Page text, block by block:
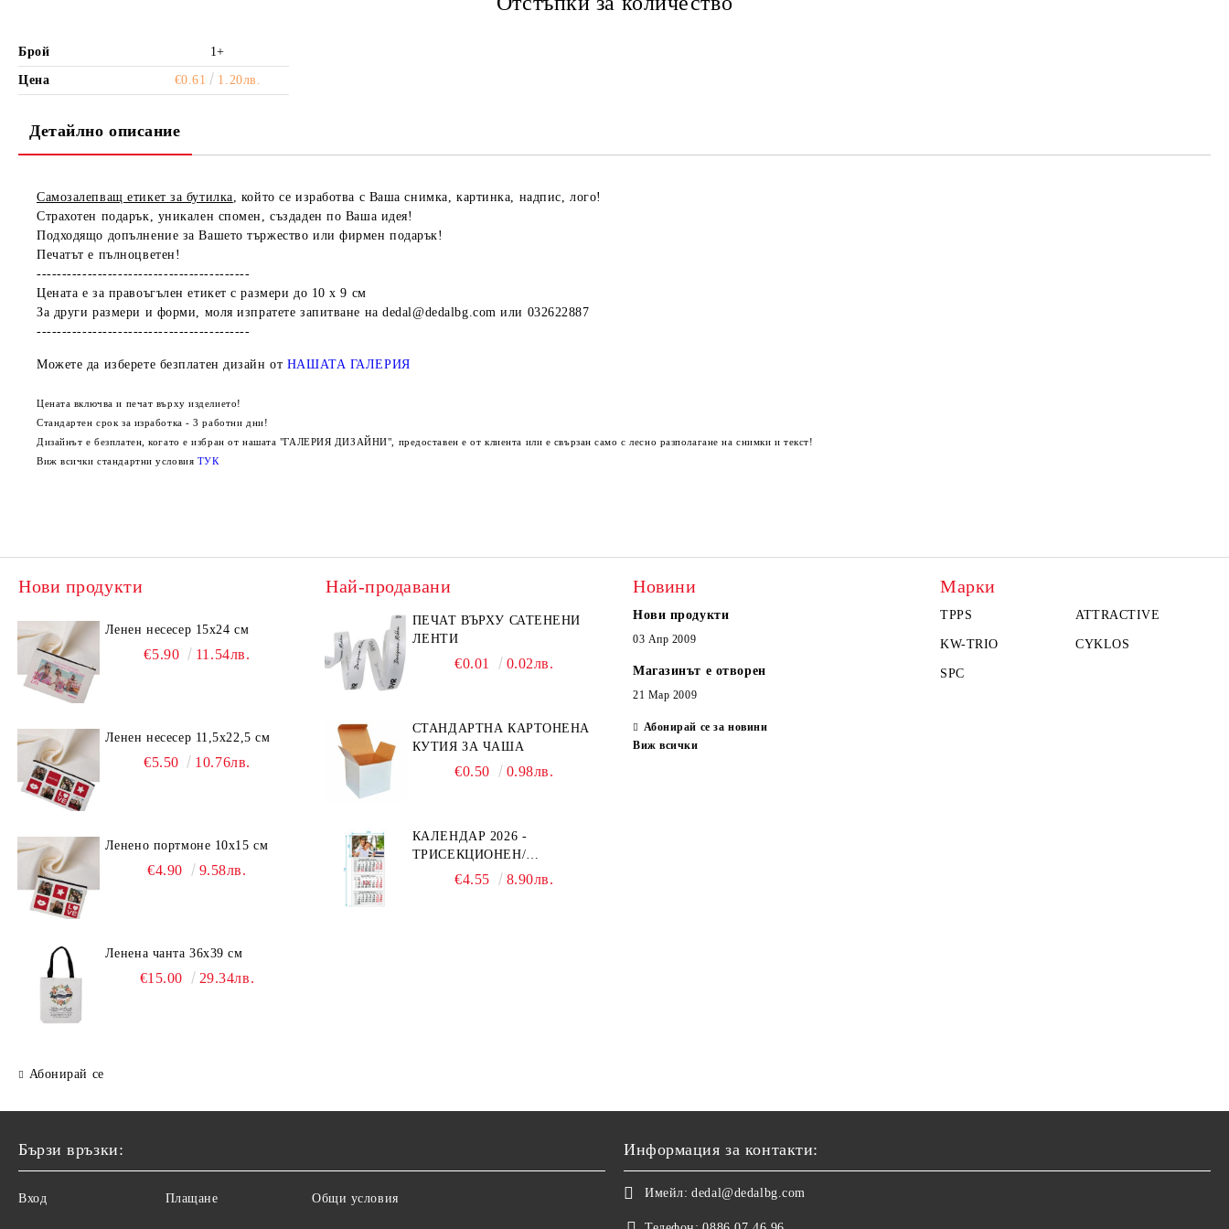
Брой 1+
Цена €0.61 1.20лв.
Детайлно описание
Самозалепващ етикет за бутилка, който се изработва с Ваша снимка, картинка, надпис, лого!
Страхотен подарък, уникален спомен, създаден по Ваша идея!
Подходящо допълнение за Вашето тържество или фирмен подарък!
Печатът е пълноцветен!
------------------------------------------
Цената е за правоъгълен етикет с размери до 10 х 9 см
За други размери и форми, моля изпратете запитване на dedal@dedalbg.com или 032622887
------------------------------------------
Можете да изберете безплатен дизайн от НАШАТА ГАЛЕРИЯ
Цената включва и печат върху изделието!
Стандартен срок за изработка - 3 работни дни!
Дизайнът е безплатен, когато е избран от нашата "ГАЛЕРИЯ ДИЗАЙНИ", предоставен е от клиента или е свързан само с лесно разполагане на снимки и текст!
Виж всички стандартни условия ТУК
Нови продукти
Ленен несесер 15х24 см
€5.90 11.54лв.
Ленен несесер 11,5х22,5 см
€5.50 10.76лв.
Ленено портмоне 10х15 см
€4.90 9.58лв.
Ленена чанта 36х39 см
€15.00 29.34лв.
Абонирай се
Най-продавани
ПЕЧАТ ВЪРХУ САТЕНЕНИ
ЛЕНТИ
€0.01 0.02лв.
СТАНДАРТНА КАРТОНЕНА
КУТИЯ ЗА ЧАША
€0.50 0.98лв.
КАЛЕНДАР 2026 -
ТРИСЕКЦИОНЕН/
ЕДНОСЕКЦИОНЕН
€4.55 8.90лв.
Новини
Нови продукти
03 Апр 2009
Магазинът е отворен
21 Мар 2009
Абонирай се за новини
Виж всички
Марки
TPPS ATTRACTIVE
KW-TRIO CYKLOS
SPC
Бързи връзки:
Вход Плащане Общи условия
Информация за контакти:
Имейл: dedal@dedalbg.com